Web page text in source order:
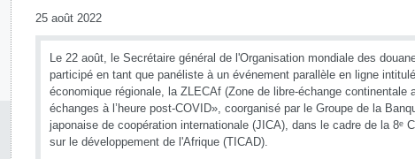
25 août 2022
Le 22 août, le Secrétaire général de l'Organisation mondiale des
participé en tant que panéliste à un événement parallèle en ligne
économique régionale, la ZLECAf (Zone de libre-échange continentale
échanges à l’heure post-COVID», coorganisé par le Groupe de la
japonaise de coopération internationale (JICA), dans le cadre de la 8ᵉ
sur le développement de l'Afrique (TICAD).